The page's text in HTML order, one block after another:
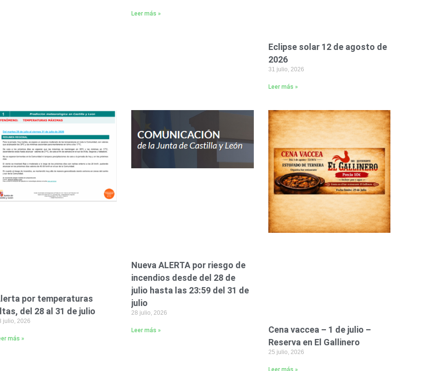
Leer más »
Eclipse solar 12 de agosto de
2026
31 julio, 2026
Leer más »
por temperaturas
del 28 al 31 de julio
julio, 2026
más »
Nueva ALERTA por riesgo de
incendios desde del 28 de
julio hasta las 23:59 del 31 de
julio
28 julio, 2026
Leer más »
Cena vaccea – 1 de julio –
Reserva en El Gallinero
25 julio, 2026
Leer más »